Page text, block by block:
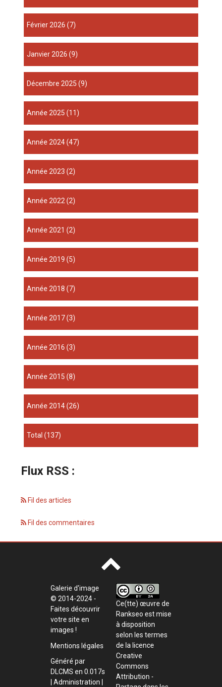
février 2026 (7)
janvier 2026 (9)
décembre 2025 (9)
année 2025 (11)
année 2024(47)
année 2023 (2)
année 2022 (2)
année 2021 (2)
année 2019 (5)
année 2018 (7)
année 2017(3)
année 2016 (3)
année 2015 (8)
année 2014(26)
total(137)
Flux RSS :
Fil des articles
Fil des commentaires
Galerie d'image
© 2014-2024 -
Faites découvrir
votre site en
images !
Mentions légales
Généré par
DLCMS en 0.017s
Administration
Ce(tte) œuvre de
Rankseo est mise
à disposition
selon les termes
de la licence
Creative
Commons
Attribution -